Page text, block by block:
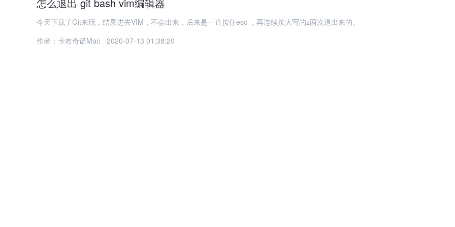
今天下载了Git来玩，结果进去VIM，不会出来，后来是一直按住esc ，再连续按大写的z两次退出来的。
作者：卡布奇诺Mac
2020-07-13 01:38:20